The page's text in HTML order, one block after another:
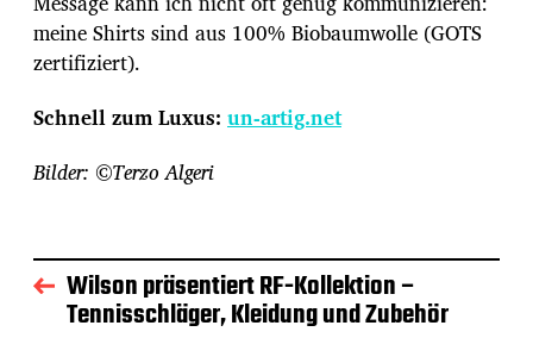
meine Shirts sind aus 100% Biobaumwolle (GOTS
zertifiziert).
Schnell zum Luxus: un-artig.net
Bilder: ©Terzo Algeri
Wilson präsentiert RF-Kollektion –
Tennisschläger, Kleidung und Zubehör